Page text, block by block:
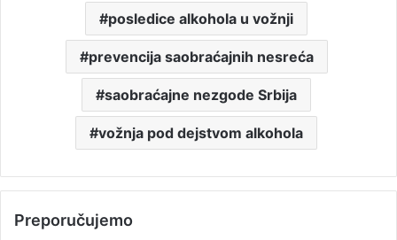
posledice alkohola u vožnji
prevencija saobraćajnih nesreća
saobraćajne nezgode Srbija
vožnja pod dejstvom alkohola
Preporučujemo